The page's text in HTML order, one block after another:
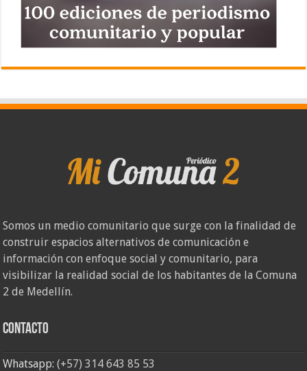
Somos un medio comunitario que surge con la finalidad de
construir espacios alternativos de comunicación e
información con enfoque social y comunitario, para
visibilizar la realidad social de los habitantes de la Comuna
2 de Medellín.
Contacto
Whatsapp:(+57) 314 643 85 53